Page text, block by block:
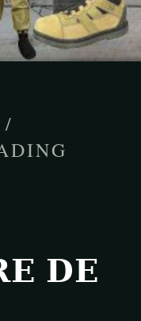
/
DE